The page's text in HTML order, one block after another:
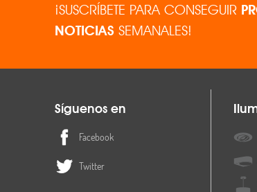
¡SUSCRÍBETE PARA CONSEGUIR
NOTICIAS SEMANALES!
Síguenos en
Facebook
Twitter